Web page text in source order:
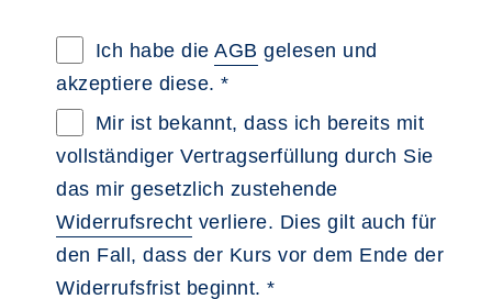
Allgemeine Geschäftsbedingungen im
Ich habe die AGB gelesen und
akzeptiere diese. *
Widerrufsbelehrung im neuen Browsertab
Mir ist bekannt, dass ich bereits mit
vollständiger Vertragserfüllung durch Sie
das mir gesetzlich zustehende
Widerrufsrecht verliere. Dies gilt auch für
den Fall, dass der Kurs vor dem Ende der
Widerrufsfrist beginnt. *